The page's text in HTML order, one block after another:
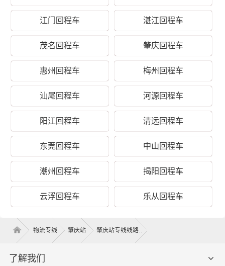
公司可调配车辆千余辆，运输车辆均安装GPS卫星定位系
统，全程透明可视化操作。我们车型丰富，有平板车、甩
挂厢式车、飞翼车（分单双）、仓栅式高栏车、集装箱，
车长有2.8米、3.8米、4.2米、4.8米、5.2米、6.2米、6.8
米、7.2米、7.6米、7.8米、8.2米、8.5米、9.6米、12.5
米、13米、13.7米、15米、16米、17.5米，车宽有1.8米、
2米、2.3米、2.4米、2.45米、2.8米、3米，满足了货主对
各种类型货物运输要求交通优势和产业优势，在肇庆建立
了庞大的信息采集市场开发物流配送等货运专线以整车、
零担等货物运输业务机构！可以根据客户需要做到门对门
的服务，建立服务客户的全国性网络，并且不断资金加强
江门回程车 湛江回程车
茂名回程车 肇庆回程车
惠州回程车 梅州回程车
汕尾回程车 河源回程车
阳江回程车 清远回程车
东莞回程车 中山回程车
潮州回程车 揭阳回程车
云浮回程车 乐从回程车
物流专线 肇庆站 肇庆站专线线路
了解我们